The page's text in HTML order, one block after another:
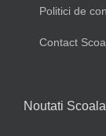
Politici de
Contact
Noutati